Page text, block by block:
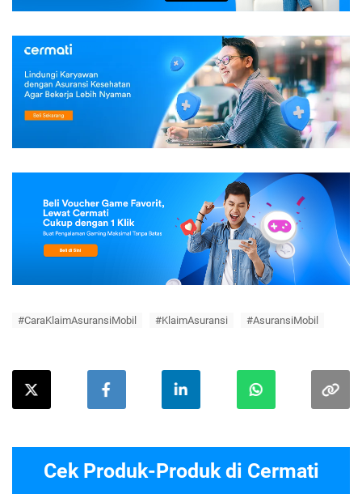
#CaraKlaimAsuransiMobil #KlaimAsuransi #AsuransiMobil
Cek Produk-Produk di Cermati